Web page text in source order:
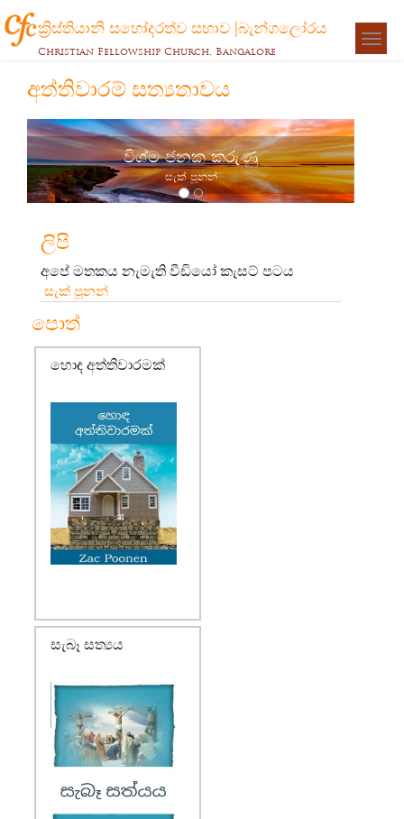
ක්‍රිස්තියානි සහෝදරත්ව සභාව |බැන්ගලෝරය
Christian Fellowship Church, Bangalore
අත්තිවාරම් සත්‍යතාවය
විශ්ම ජනක කරුණු
සැක් පූනන්
ලිපි
අපේ මතකය නැමැති වීඩියෝ කැසට් පටය
සැක් පූනන්
පොත්
හොඳ අත්තිවාරමක්
සැබෑ සත්‍යය